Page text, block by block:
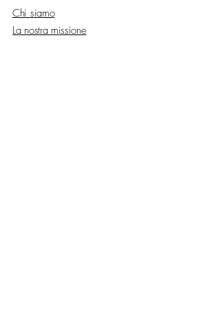
Chi siamo
La nostra missione